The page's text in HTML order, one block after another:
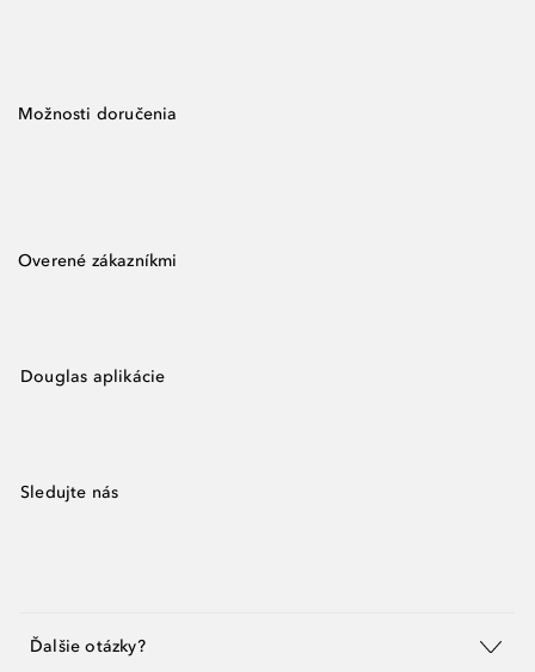
Možnosti doručenia
Overené zákazníkmi
Douglas aplikácie
Sledujte nás
Ďalšie otázky?